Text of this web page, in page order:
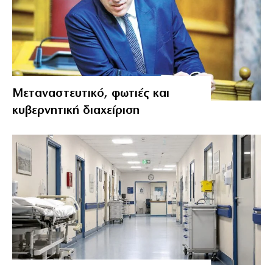
Μεταναστευτικό, φωτιές και
κυβερνητική διαχείριση